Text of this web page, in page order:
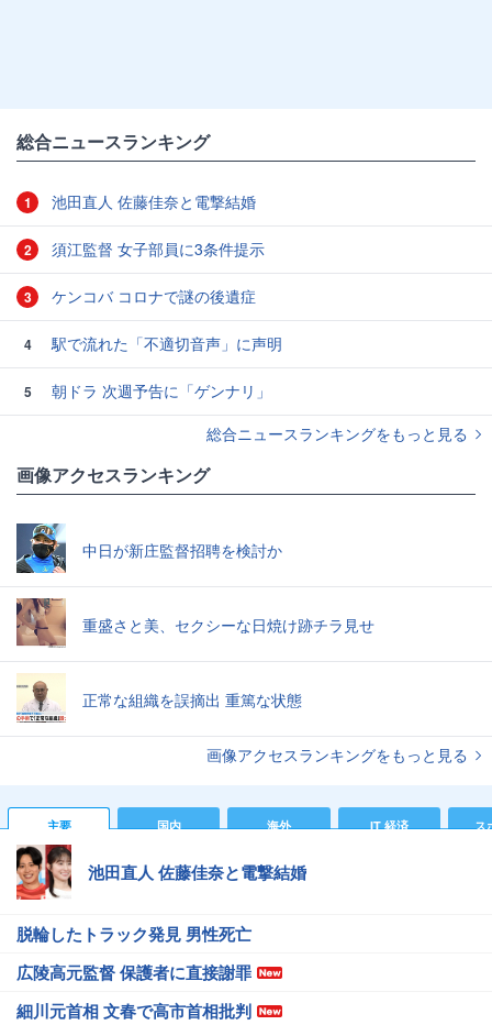
総合ニュースランキング
1 池田直人 佐藤佳奈と電撃結婚
2 須江監督 女子部員に3条件提示
3 ケンコバ コロナで謎の後遺症
4 駅で流れた「不適切音声」に声明
5
朝ドラ 次週予告に「ゲンナリ」
総合ニュースランキングをもっと見る
画像アクセスランキング
中日が新庄監督招聘を検討か
重盛さと美、セクシーな日焼け跡チラ見せ
正常な組織を誤摘出 重篤な状態
画像アクセスランキングをもっと見る
主要 国内 海外 IT 経済 ス
池田直人 佐藤佳奈と電撃結婚
脱輪したトラック発見 男性死亡
広陵高元監督 保護者に直接謝罪
細川元首相 文春で高市首相批判